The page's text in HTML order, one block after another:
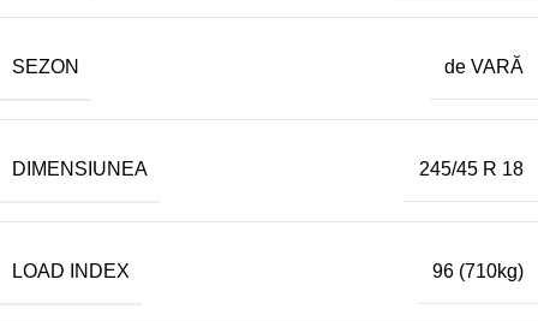
SEZON de VARĂ
DIMENSIUNEA 245/45 R 18
LOAD INDEX 96 (710kg)